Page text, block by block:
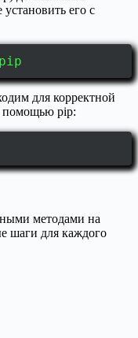
его с
для корректной
помощью pip:
методами на
шаги для каждого